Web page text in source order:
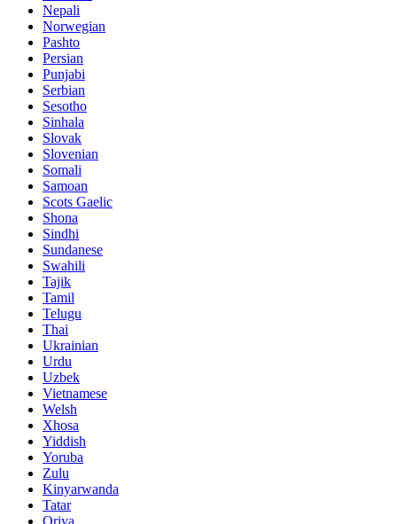
Nepali
Norwegian
Pashto
Persian
Punjabi
Serbian
Sesotho
Sinhala
Slovak
Slovenian
Somali
Samoan
Scots Gaelic
Shona
Sindhi
Sundanese
Swahili
Tajik
Tamil
Telugu
Thai
Ukrainian
Urdu
Uzbek
Vietnamese
Welsh
Xhosa
Yiddish
Yoruba
Zulu
Kinyarwanda
Tatar
Oriya